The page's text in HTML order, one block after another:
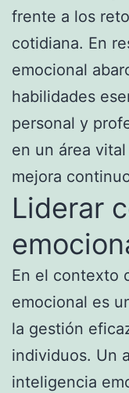
frente a los
cotidiana. En
emocional
habilidades
personal y
en un área
mejora
Liderar
En el contexto
emocional es
la gestión
individuos. Un
inteligencia